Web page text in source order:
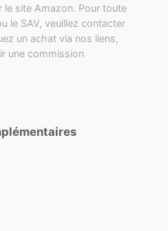
le site Amazon. Pour toute
le SAV, veuillez contacter
un achat via nos liens,
une commission